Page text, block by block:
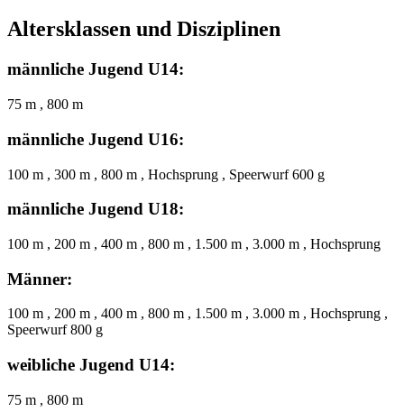
Altersklassen und Disziplinen
männliche Jugend U14:
75 m , 800 m
männliche Jugend U16:
100 m , 300 m , 800 m , Hochsprung , Speerwurf 600 g
männliche Jugend U18:
100 m , 200 m , 400 m , 800 m , 1.500 m , 3.000 m , Hochsprung
Männer:
100 m , 200 m , 400 m , 800 m , 1.500 m , 3.000 m , Hochsprung ,
Speerwurf 800 g
weibliche Jugend U14:
75 m , 800 m